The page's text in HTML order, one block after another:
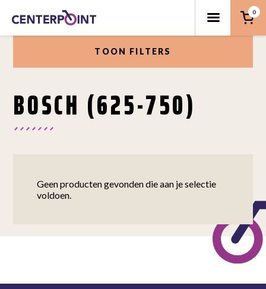
0
BOSCH (625-750)
Geen producten gevonden die aan je selectie
voldoen.
TOON FILTERS